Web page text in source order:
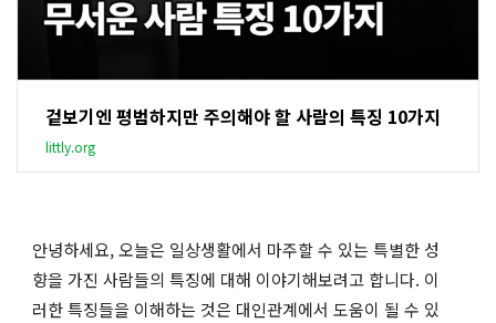
겉보기엔 평범하지만 주의해야 할 사람의 특징 10가지
littly.org
안녕하세요, 오늘은 일상생활에서 마주할 수 있는 특별한 성
향을 가진 사람들의 특징에 대해 이야기해보려고 합니다. 이
러한 특징들을 이해하는 것은 대인관계에서 도움이 될 수 있